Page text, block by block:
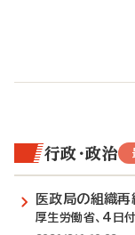
行政・政治
医政局の組織再
厚生労働省、4日付